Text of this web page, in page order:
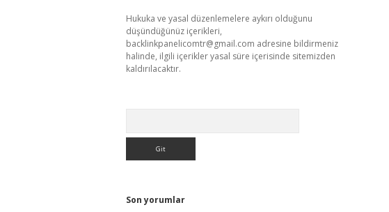
Hukuka ve yasal düzenlemelere aykırı olduğunu
düşündüğünüz içerikleri,
backlinkpanelicomtr@gmail.com adresine bildirmeniz
halinde, ilgili içerikler yasal süre içerisinde sitemizden
kaldırılacaktır.
Son yorumlar